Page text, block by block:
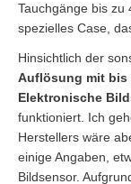
Tauchgänge bis zu
spezielles Case,
Hinsichtlich der
Auflösung mit bis
Elektronische
funktioniert. Ich
Herstellers wäre
einige Angaben,
Bildsensor.